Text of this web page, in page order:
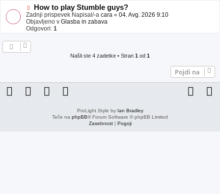
b
a
v
e
N
o
v
e
o
How to play Stumble guys?
Zadnji prispevek Napisal/-a cara « 04. Avg. 2026 9:10
Objavljeno v Glasba in zabava
Odgovori: 1
Našli ste 4 zadetke • Stran 1 od 1
Pojdi na
ProLight Style by Ian Bradley
Teče na phpBB® Forum Software © phpBB Limited
Zasebnost| Pogoji